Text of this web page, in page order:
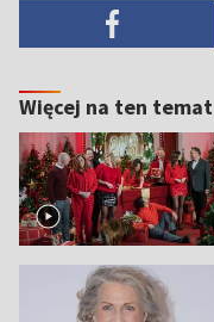
Więcej na ten temat